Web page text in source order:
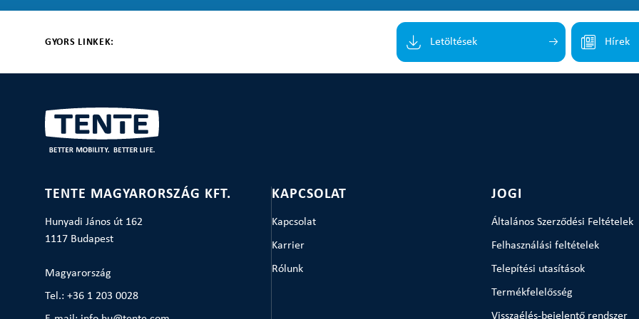
GYORS LINKEK: Letöltések Hírek
TENTE MAGYARORSZÁG KFT.
Hunyadi János út 162
1117 Budapest
Magyarország
Tel.: +36 1 203 0028
KAPCSOLAT
Kapcsolat
Karrier
Rólunk
JOGI
Általános Szerződési Feltételek
Felhasználási feltételek
Telepítési utasítások
Termékfelelősség
Visszaélés-bejelentő rendszer